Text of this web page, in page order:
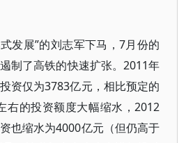
发展”的刘志军下马，7月份的
制了高铁的快速扩张。2011年
资仅为3783亿元，相比预定的
右的投资额度大幅缩水，2012
也缩水为4000亿元（但仍高于